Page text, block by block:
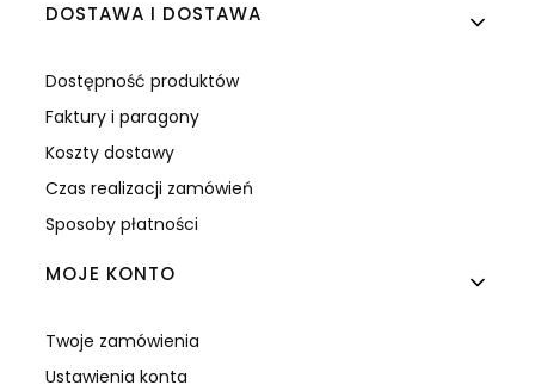
DOSTAWA I DOSTAWA
Dostępność produktów
Faktury i paragony
Koszty dostawy
Czas realizacji zamówień
Sposoby płatności
MOJE KONTO
Twoje zamówienia
Ustawienia konta